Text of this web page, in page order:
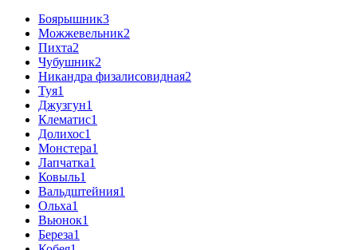
Боярышник3
Можжевельник2
Пихта2
Чубушник2
Никандра физалисовидная2
Туя1
Джузгун1
Клематис1
Долихос1
Монстера1
Лапчатка1
Ковыль1
Вальдштейния1
Ольха1
Вьюнок1
Береза1